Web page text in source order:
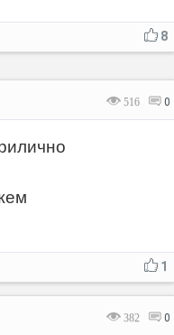
8
516 0
1
382 0